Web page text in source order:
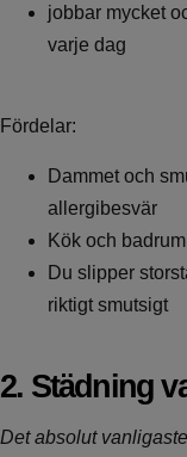
jobbar mycket
varje dag
Fördelar:
Dammet och
allergibesvär
Kök och
Du slipper
riktigt smutsigt
2. Städning
Det absolut